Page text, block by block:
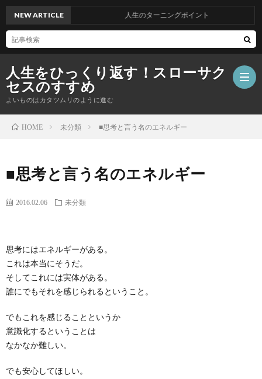
人生をひっくり返す！スローサク
セスのすすめ
よいものはカタツムリのように進む
NEW ARTICLE 人生のターニングポイント
HOME 未分類 ■思考と言う名のエネルギー
■思考と言う名のエネルギー
2016.02.06 未分類
思考にはエネルギーがある。
これは本当にそうだ。
そしてこれには実体がある。
誰にでもそれを感じられるということ。
でもこれを感じることというか
意識化するということは
なかなか難しい。
でも安心してほしい。